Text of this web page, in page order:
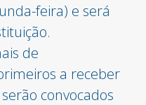
feira) e será
de
a receber
convocados